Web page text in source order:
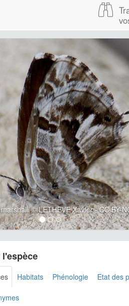
© LETHEVE Xavier - CC BY-
Habitats Phénologie Etat des